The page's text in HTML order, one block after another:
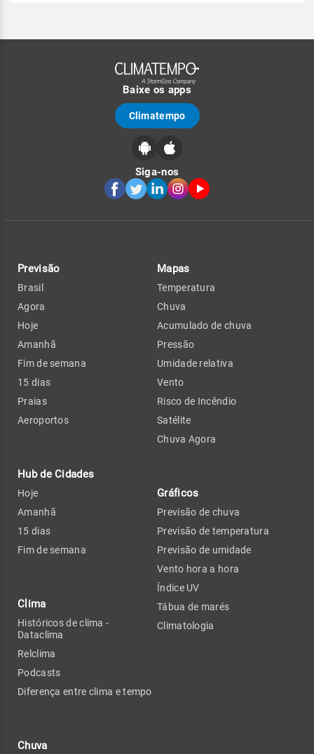
Baixe os apps
Climatempo
Siga-nos
Previsão
Brasil
Agora
Hoje
Amanhã
Fim de semana
15 dias
Praias
Aeroportos
Hub de Cidades
Hoje
Amanhã
15 dias
Fim de semana
Clima
Históricos de clima -
Dataclima
Relclima
Podcasts
Diferença entre clima e tempo
Chuva
Mapas
Temperatura
Chuva
Acumulado de chuva
Pressão
Umidade relativa
Vento
Risco de Incêndio
Satélite
Chuva Agora
Gráficos
Previsão de chuva
Previsão de temperatura
Previsão de umidade
Vento hora a hora
Índice UV
Tábua de marés
Climatologia